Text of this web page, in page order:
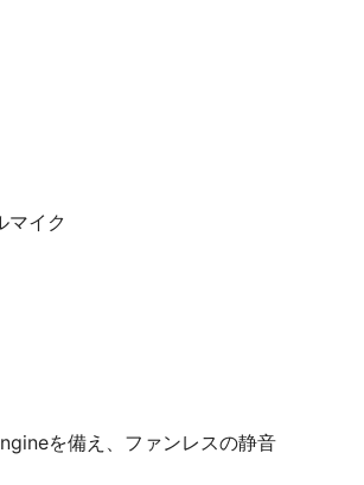
マイク
を備え、ファンレスの静音